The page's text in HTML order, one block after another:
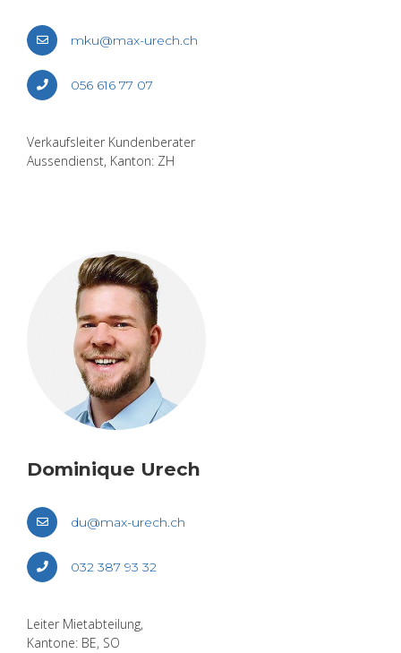
mku@​max-​urech.​ch
056 616 77 07
Ver­kaufs­lei­ter Kun­den­be­ra­ter
Aus­sen­dienst, Kan­ton: ZH
Do­mi­ni­que Urech
du@​max-​urech.​ch
032 387 93 32
Lei­ter Miet­ab­tei­lung,
Kan­to­ne: BE, SO